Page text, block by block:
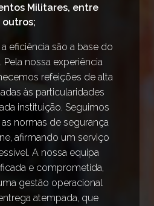
Militares, entre
outros;
eficiência são a base do
Pela nossa experiência
refeições de alta
às particularidades
instituição. Seguimos
normas de segurança
afirmando um serviço
A nossa equipa
e comprometida,
gestão operacional
atempada, que